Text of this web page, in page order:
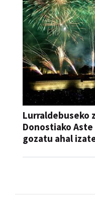
Lurraldebuseko
Donostiako
gozatu ahal